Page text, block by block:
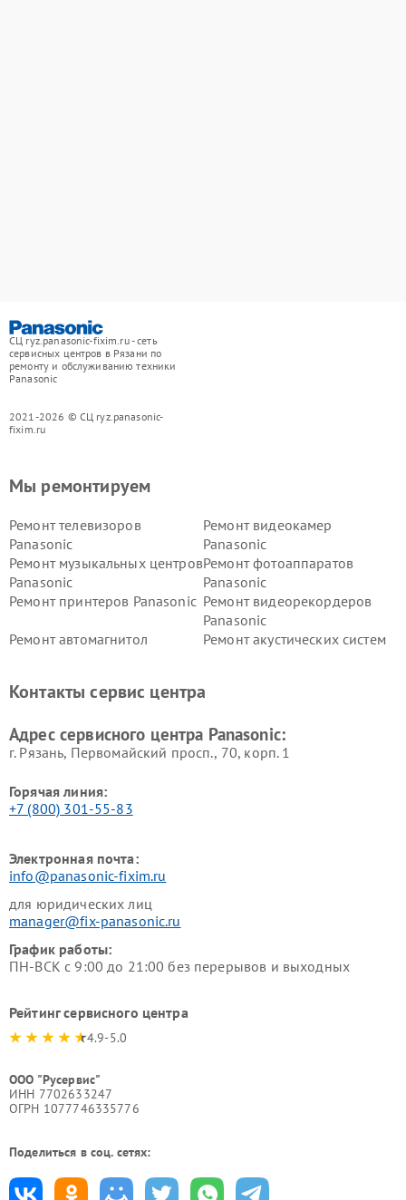
СЦ ryz.panasonic-fixim.ru - сеть
сервисных центров в Рязани по
ремонту и обслуживанию техники
Panasonic
2021-2026 © СЦ ryz.panasonic-
fixim.ru
Мы ремонтируем
Ремонт телевизоров
Panasonic
Ремонт видеокамер
Panasonic
Ремонт музыкальных центров
Panasonic
Ремонт фотоаппаратов
Panasonic
Ремонт принтеров Panasonic Ремонт видеорекордеров
Panasonic
Ремонт автомагнитол
Ремонт акустических систем
панелей Panasonic
Контакты сервис центра
Адрес сервисного центра Panasonic:
г. Рязань, Первомайский просп., 70, корп. 1
Горячая линия:
+7 (800) 301-55-83
Электронная почта:
info@panasonic-fixim.ru
для юридических лиц
manager@fix-panasonic.ru
График работы:
ПН-ВСК с 9:00 до 21:00 без перерывов и выходных
Рейтинг сервисного центра
4.9-5.0
ООО "Русервис"
ИНН 7702633247
ОГРН 1077746335776
Поделиться в соц. сетях: